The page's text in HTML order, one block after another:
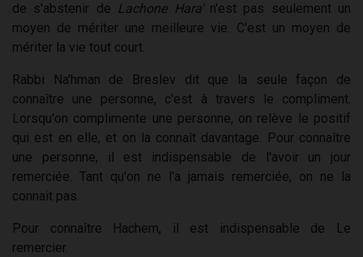
de s'abstenir de Lachone Hara'n'est pas seulement un
moyen de mériter une meilleure vie. C'est un moyen de
mériter la vie tout court.
Rabbi Na'hman de Breslev dit que la seule façon de
connaître une personne, c'est à travers le compliment.
Lorsqu'on complimente une personne, on relève le positif
qui est en elle, et on la connaît davantage. Pour connaître
une personne, il est indispensable de l'avoir un jour
remerciée. Tant qu'on ne l'a jamais remerciée, on ne la
connait pas.
Pour connaître Hachem, il est indispensable de Le
remercier.